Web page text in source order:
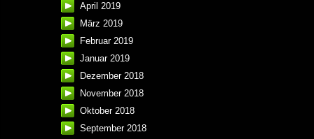
April 2019
März 2019
Februar 2019
Januar 2019
Dezember 2018
November 2018
Oktober 2018
September 2018